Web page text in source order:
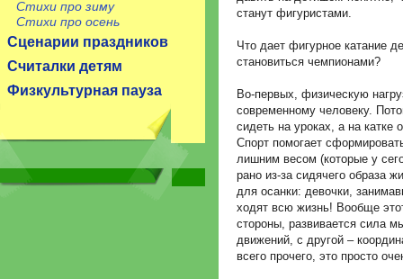
Стихи про зиму
Стихи про осень
Сценарии праздников
Считалки детям
Физкультурная пауза
станут фигуристами.
Что дает фигурное катание
становиться чемпионами?
Во-первых, физическую
современному человеку.
сидеть на уроках, а на катке
Спорт помогает
лишним весом (которые у
рано из-за сидячего образа
для осанки: девочки,
ходят всю жизнь! Вообще
стороны, развивается сила
движений, с другой –
всего прочего, это просто